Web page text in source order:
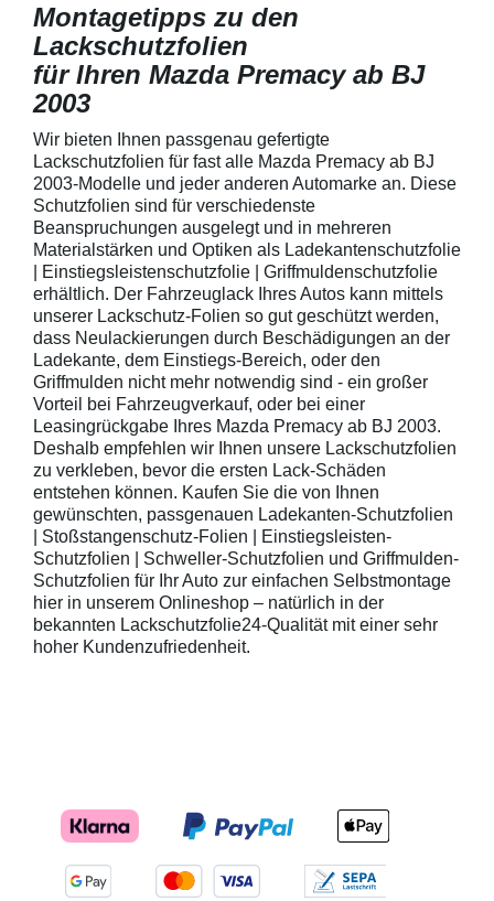
Montagetipps zu den
Lackschutzfolien
für Ihren Mazda Premacy ab BJ
2003
Wir bieten Ihnen passgenau gefertigte
Lackschutzfolien für fast alle Mazda Premacy ab BJ
2003-Modelle und jeder anderen Automarke an. Diese
Schutzfolien sind für verschiedenste
Beanspruchungen ausgelegt und in mehreren
Materialstärken und Optiken als Ladekantenschutzfolie
| Einstiegsleistenschutzfolie | Griffmuldenschutzfolie
erhältlich. Der Fahrzeuglack Ihres Autos kann mittels
unserer Lackschutz-Folien so gut geschützt werden,
dass Neulackierungen durch Beschädigungen an der
Ladekante, dem Einstiegs-Bereich, oder den
Griffmulden nicht mehr notwendig sind - ein großer
Vorteil bei Fahrzeugverkauf, oder bei einer
Leasingrückgabe Ihres Mazda Premacy ab BJ 2003.
Deshalb empfehlen wir Ihnen unsere Lackschutzfolien
zu verkleben, bevor die ersten Lack-Schäden
entstehen können. Kaufen Sie die von Ihnen
gewünschten, passgenauen Ladekanten-Schutzfolien
| Stoßstangenschutz-Folien | Einstiegsleisten-
Schutzfolien | Schweller-Schutzfolien und Griffmulden-
Schutzfolien für Ihr Auto zur einfachen Selbstmontage
hier in unserem Onlineshop – natürlich in der
bekannten Lackschutzfolie24-Qualität mit einer sehr
hoher Kundenzufriedenheit.